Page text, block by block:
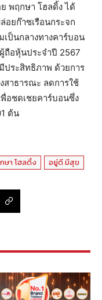
พฤกษา โฮลดิ้ง ได้
ยก๊าซเรือนกระจก
ป็นกลางทางคาร์บอน
ถือหุ้นประจำปี 2567
ประสิทธิภาพ ด้วยการ
สาธารณะ ลดการใช้
อชดเชยคาร์บอนซึ่ง
ต้น
ษา โฮลดิ้ง อยู่ดี มีสุข